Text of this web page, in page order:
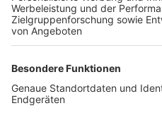
TOP-PARTNER